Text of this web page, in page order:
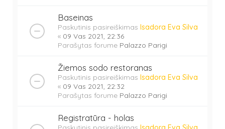
Baseinas
Paskutinis pasireiškimas Isadora Eva Silva
« 09 Vas 2021, 22:36
Parašytas forume Palazzo Parigi
Žiemos sodo restoranas
Paskutinis pasireiškimas Isadora Eva Silva
« 09 Vas 2021, 22:32
Parašytas forume Palazzo Parigi
Registratūra - holas